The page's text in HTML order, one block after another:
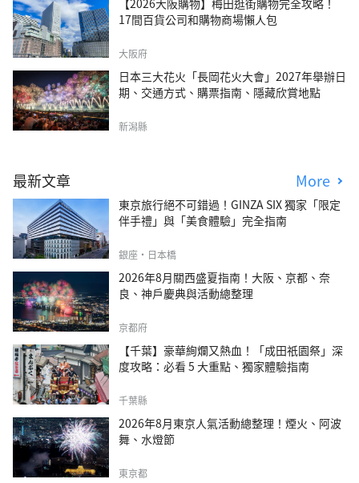
【2026大阪購物】梅田逛街購物完全攻略！
17間百貨公司和購物商場懶人包
大阪府
日本三大花火「長岡花火大會」2027年舉辦日
期、交通方式、購票指南、隱藏欣賞地點
新潟縣
最新文章 More
東京旅行絕不可錯過！GINZA SIX 獨家「限定
伴手禮」與「美食體驗」完全指南
銀座・日本橋
2026年8月關西盛夏指南！大阪、京都、奈
良、神戶慶典與活動總整理
京都府
【千葉】豪華絢爛又熱血！「成田祇園祭」深
度攻略：必看 5 大重點、獨家體驗指南
千葉縣
2026年8月東京人氣活動總整理！煙火、阿波
舞、水燈節
東京都